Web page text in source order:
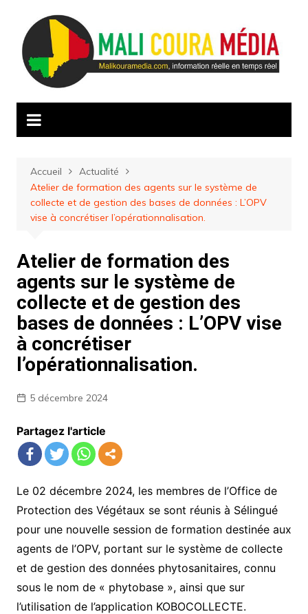
contenu
Accueil
Actualité
Atelier de formation des agents sur le système de
collecte et de gestion des bases de données : L’OPV
vise à concrétiser l’opérationnalisation.
Atelier de formation des
agents sur le système de
collecte et de gestion des
bases de données : L’OPV vise
à concrétiser
l’opérationnalisation.
5 décembre 2024
Partagez l'article
Le 02 décembre 2024, les membres de l’Office de
Protection des Végétaux se sont réunis à Sélingué
pour une nouvelle session de formation destinée aux
agents de l’OPV, portant sur le système de collecte
et de gestion des données phytosanitaires, connu
sous le nom de « phytobase », ainsi que sur
l’utilisation de l’application KOBOCOLLECTE.